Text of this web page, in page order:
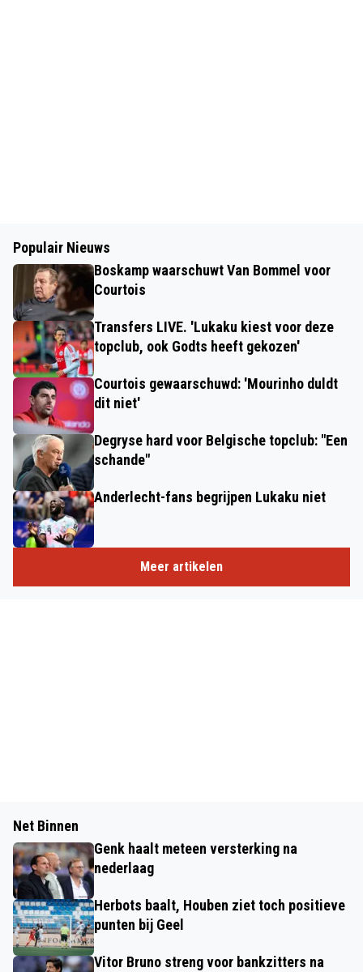
Populair Nieuws
Boskamp waarschuwt Van Bommel voor
Courtois
Transfers LIVE. 'Lukaku kiest voor deze
topclub, ook Godts heeft gekozen'
Courtois gewaarschuwd: 'Mourinho duldt
dit niet'
Degryse hard voor Belgische topclub: "Een
schande"
Anderlecht-fans begrijpen Lukaku niet
Meer artikelen
Net Binnen
Genk haalt meteen versterking na
nederlaag
Herbots baalt, Houben ziet toch positieve
punten bij Geel
Vitor Bruno streng voor bankzitters na